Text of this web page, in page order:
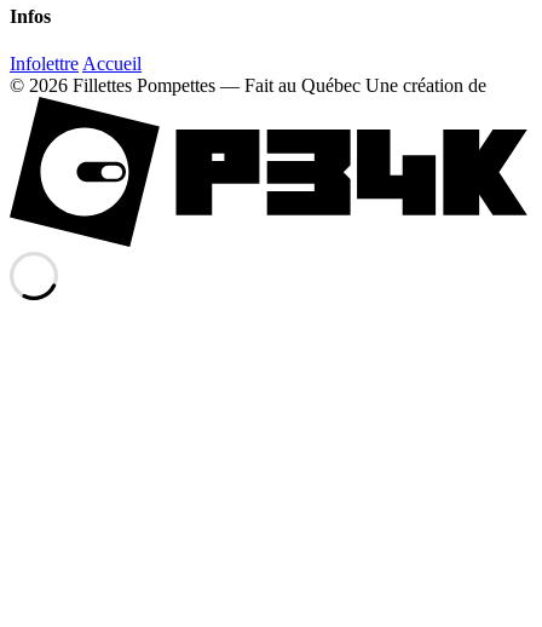
Infos
Infolettre Accueil
© 2026 Fillettes Pompettes — Fait au Québec Une création de